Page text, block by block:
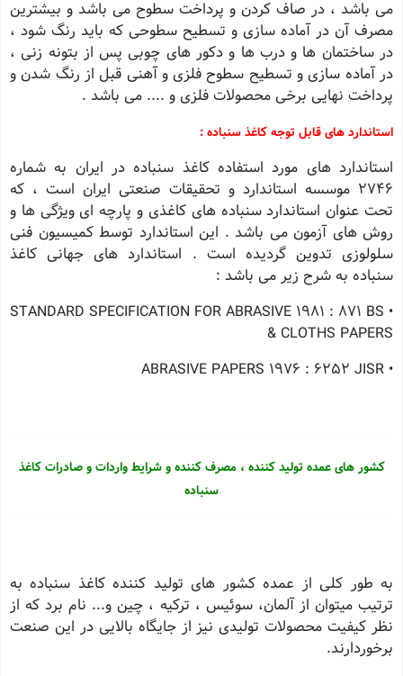
می باشد ، در صاف كردن و پرداخت سطوح می باشد و بیشترین
مصرف آن در آماده سازی و تسطیح سطوحی كه باید رنگ شود ،
در ساختمان ها و درب ها و دكور های چوبی پس از بتونه زنی ،
در آماده سازی و تسطیح سطوح فلزی و آهنی قبل از رنگ شدن و
پرداخت نهایی برخی محصولات فلزی و .... می باشد .
استاندارد های قابل توجه کاغذ سنباده :
استاندارد های مورد استفاده كاغذ سنباده در ایران به شماره
2746 موسسه استاندارد و تحقیقات صنعتی ایران است ، كه
تحت عنوان استاندارد سنباده های كاغذی و پارچه ای ویژگی ها و
روش های آزمون می باشد . این استاندارد توسط كمیسیون فنی
سلولوزی تدوین گردیده است . استاندارد های جهانی كاغذ
سنباده به شرح زیر می باشد :
• BS ٨٧١ : ١٩٨١ STANDARD SPECIFICATION FOR ABRASIVE
& CLOTHS PAPERS
• JISR ٦٢٥٢ : ١٩٧٦ ABRASIVE PAPERS
کشور های عمده تولید کننده ، مصرف کننده وشرایط واردات و صادراتکاغذ
سنباده
به طور كلی از عمده كشور های تولید كننده كاغذ سنباده به
ترتیب میتوان از آلمان، سوئیس ، تركیه ، چین و... نام برد كه از
نظر كیفیت محصولات تولیدی نیز از جایگاه بالایی در این صنعت
برخوردارند.